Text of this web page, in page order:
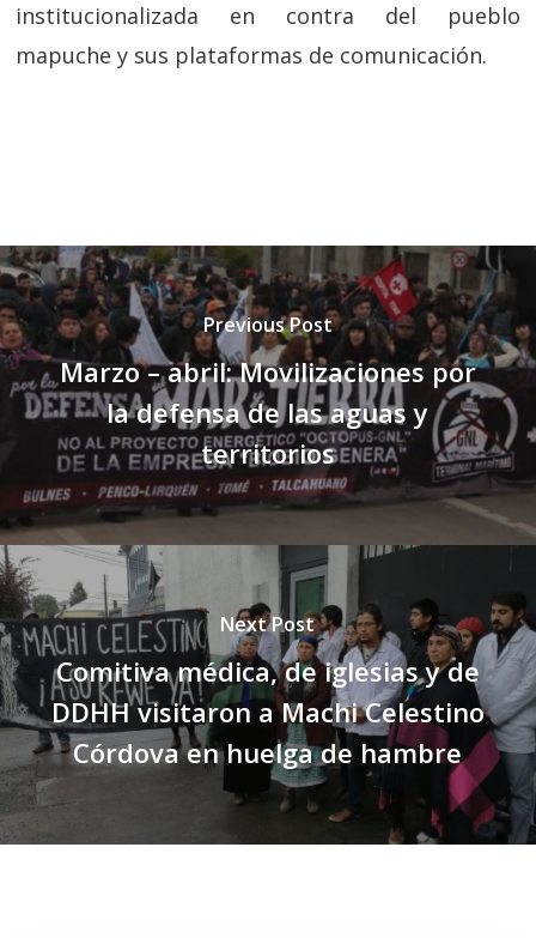
institucionalizada en contra del pueblo
mapuche y sus plataformas de comunicación.
Previous Post
Marzo – abril: Movilizaciones por
la defensa de las aguas y
territorios
Next Post
Comitiva médica, de iglesias y de
DDHH visitaron a Machi Celestino
Córdova en huelga de hambre